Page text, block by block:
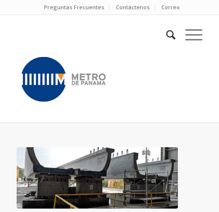
Preguntas Frecuentes Contáctenos Correo